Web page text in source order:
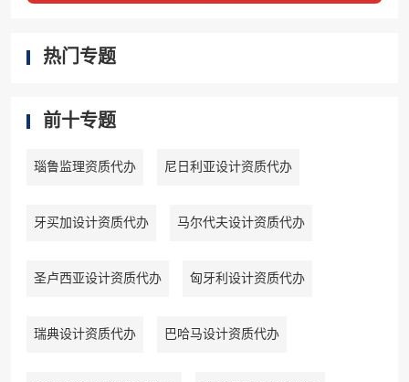
热门专题
前十专题
瑙鲁监理资质代办 尼日利亚设计资质代办
牙买加设计资质代办 马尔代夫设计资质代办
圣卢西亚设计资质代办 匈牙利设计资质代办
瑞典设计资质代办 巴哈马设计资质代办